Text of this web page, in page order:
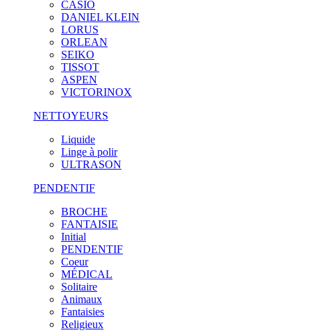
CASIO
DANIEL KLEIN
LORUS
ORLEAN
SEIKO
TISSOT
ASPEN
VICTORINOX
NETTOYEURS
Liquide
Linge à polir
ULTRASON
PENDENTIF
BROCHE
FANTAISIE
Initial
PENDENTIF
Coeur
MÉDICAL
Solitaire
Animaux
Fantaisies
Religieux